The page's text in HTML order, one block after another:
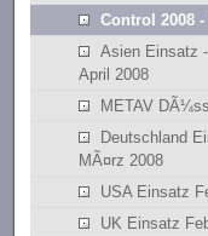
Control 2008 -
Asien Einsatz
April 2008
METAV
Deutschland
MÃ¤rz 2008
USA Einsatz
UK Einsatz